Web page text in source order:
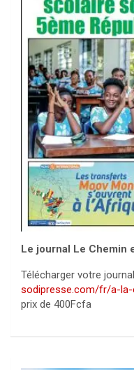
Le journal Le Chemin
Télécharger votre
sodipresse.com/fr/a-
prix de 400Fcfa